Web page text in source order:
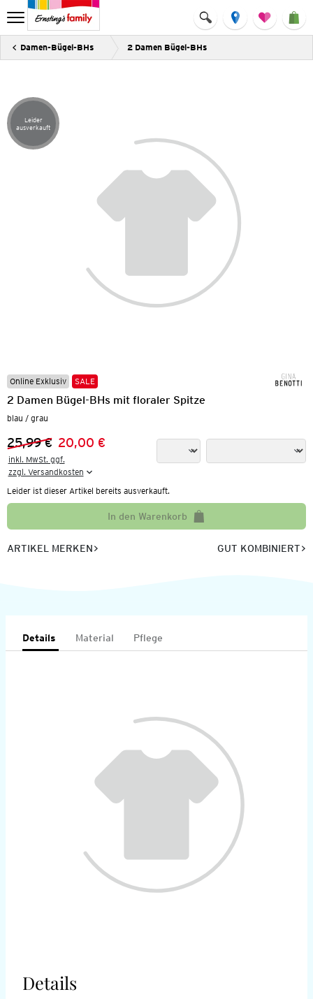
Damen-Bügel-BHs 2 Damen Bügel-BHs
Artikel leider ausverkauft
Leider
ausverkauft
Online Exklusiv SALE
2 Damen Bügel-BHs mit floraler Spitze
blau / grau
Vorheriger Preis:
25,99 €
Neuer Preis:20,00 €
inkl. MwSt. ggf.
zzgl. Versandkosten
Leider ist dieser Artikel bereits ausverkauft.
In den Warenkorb
ARTIKEL MERKEN GUT KOMBINIERT
Details Material Pflege
Details